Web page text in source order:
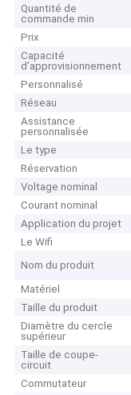
Quantité de
commande min
Prix
Capacité
d'approvisionnement
Personnalisé
Réseau
Assistance
personnalisée
Le type
Réservation
Voltage nominal
Courant nominal
Application du projet
Le Wifi
Nom du produit
Matériel
Taille du produit
Diamètre du cercle
supérieur
Taille de coupe-
circuit
Commutateur